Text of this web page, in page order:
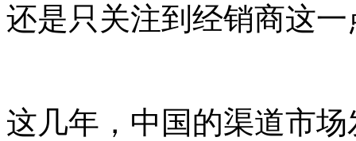
还是只关注到经销商这
这几年，中国的渠道市